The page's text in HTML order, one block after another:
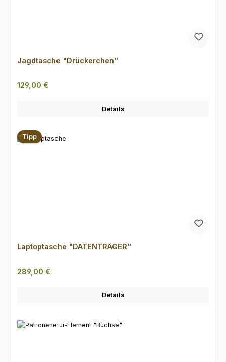
Jagdtasche "Drückerchen"
Regulärer Preis:
129,00 €
Details
Tipp
Laptoptasche "DATENTRÄGER"
Regulärer Preis:
289,00 €
Details